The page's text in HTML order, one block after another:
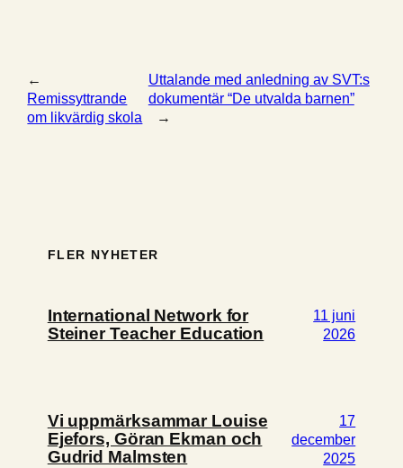
←
Remissyttrande
om likvärdig skola
Uttalande med anledning av SVT:s
dokumentär “De utvalda barnen”
→
FLER NYHETER
International Network for
Steiner Teacher Education
11 juni
2026
Vi uppmärksammar Louise
Ejefors, Göran Ekman och
Gudrid Malmsten
17
december
2025